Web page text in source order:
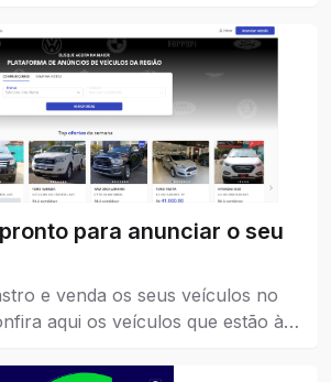
para anunciar o seu
e venda os seus veículos no
aqui os veículos que estão à